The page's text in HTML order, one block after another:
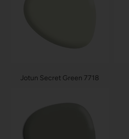
Jotun Secret Green 7718